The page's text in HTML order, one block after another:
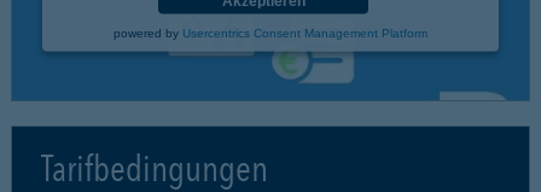
powered by Usercentrics Consent Management Platform
Tarifbedingungen